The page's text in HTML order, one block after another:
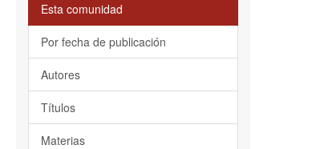
Esta comunidad
Por fecha de publicación
Autores
Títulos
Materias